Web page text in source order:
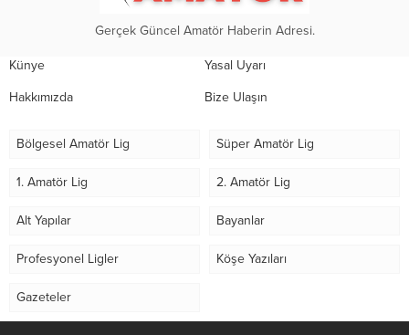
Gerçek Güncel Amatör Haberin Adresi.
Künye Yasal Uyarı
Hakkımızda Bize Ulaşın
Bölgesel Amatör Lig Süper Amatör Lig
1. Amatör Lig 2. Amatör Lig
Alt Yapılar Bayanlar
Profesyonel Ligler Köşe Yazıları
Gazeteler